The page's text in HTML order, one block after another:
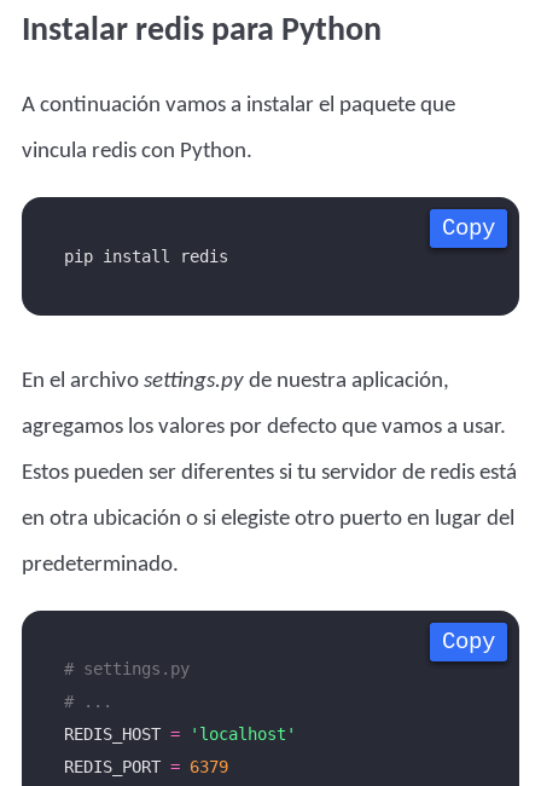
Instalar redis para Python
A continuación vamos a instalar el paquete que
vincula redis con Python.
Copy
Copy
Copy
Copy
En el archivo settings.pyde nuestra aplicación,
agregamos los valores por defecto que vamos a usar.
Estos pueden ser diferentes si tu servidor de redis está
en otra ubicación o si elegiste otro puerto en lugar del
predeterminado.
Copy
Copy
Copy
Copy
# settings.py
# ...
REDIS_HOST =
'localhost'
REDIS_PORT = 6379